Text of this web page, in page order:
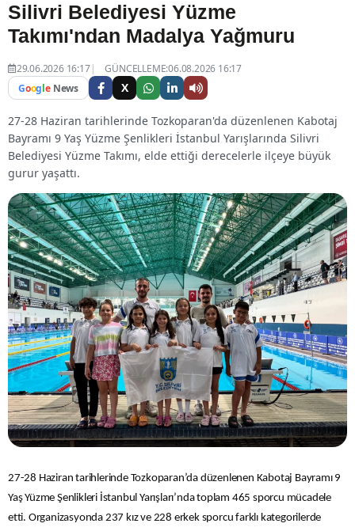
Silivri Belediyesi Yüzme
Takımı'ndan Madalya Yağmuru
29.06.2026 16:17
GÜNCELLEME:06.08.2026 16:17
Google News X
27-28 Haziran tarihlerinde Tozkoparan'da düzenlenen Kabotaj
Bayramı 9 Yaş Yüzme Şenlikleri İstanbul Yarışlarında Silivri
Belediyesi Yüzme Takımı, elde ettiği derecelerle ilçeye büyük
gurur yaşattı.
27-28 Haziran tarihlerinde Tozkoparan’da düzenlenen Kabotaj Bayramı 9
Yaş Yüzme Şenlikleri İstanbul Yarışları’nda toplam 465 sporcu mücadele
etti. Organizasyonda 237 kız ve 228 erkek sporcu farklı kategorilerde